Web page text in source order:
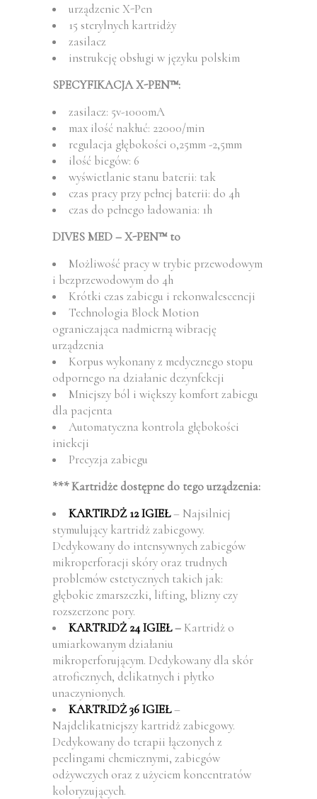
urządzenie X-Pen
15 sterylnych kartridży
zasilacz
instrukcję obsługi w języku polskim
SPECYFIKACJA X-PEN™:
zasilacz: 5v-1000mA
max ilość nakłuć: 22000/min
regulacja głębokości 0,25mm -2,5mm
ilość biegów: 6
wyświetlanie stanu baterii: tak
czas pracy przy pełnej baterii: do 4h
czas do pełnego ładowania: 1h
DIVES MED – X-PEN™ to
Możliwość pracy w trybie przewodowym
i bezprzewodowym do 4h
Krótki czas zabiegu i rekonwalescencji
Technologia Block Motion
ograniczająca nadmierną wibrację
urządzenia
Korpus wykonany z medycznego stopu
odpornego na działanie dezynfekcji
Mniejszy ból i większy komfort zabiegu
dla pacjenta
Automatyczna kontrola głębokości
iniekcji
Precyzja zabiegu
*** Kartridże dostępne do tego urządzenia:
KARTIRDŻ 12 IGIEŁ– Najsilniej
stymulujący kartridż zabiegowy.
Dedykowany do intensywnych zabiegów
mikroperforacji skóry oraz trudnych
problemów estetycznych takich jak:
głębokie zmarszczki, lifting, blizny czy
rozszerzone pory.
KARTRIDŻ 24 IGIEŁ– Kartridż o
umiarkowanym działaniu
mikroperforującym. Dedykowany dla skór
atroficznych, delikatnych i płytko
unaczynionych.
KARTRIDŻ 36 IGIEŁ–
Najdelikatniejszy kartridż zabiegowy.
Dedykowany do terapii łączonych z
peelingami chemicznymi, zabiegów
odżywczych oraz z użyciem koncentratów
koloryzujących.